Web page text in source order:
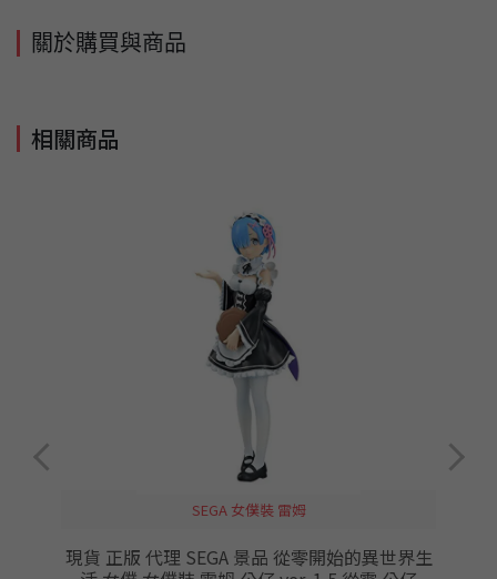
關於購買與商品
相關商品
SEGA 女僕裝 雷姆
現貨 正版 代理 SEGA 景品 從零開始的異世界生